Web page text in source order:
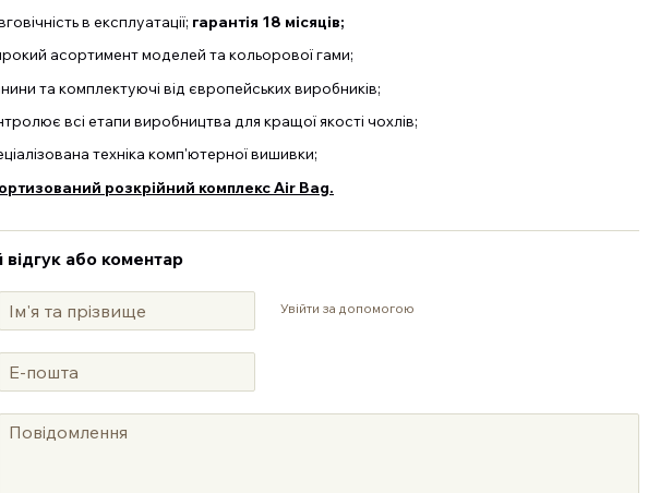
в експлуатації; гарантія 18 місяців;
асортимент моделей та кольорової гами;
та комплектуючі від європейських виробників;
всі етапи виробництва для кращої якості чохлів;
техніка комп'ютерної вишивки;
розкрійний комплекс Air Bag.
відгук або коментар
Увійти за допомогою